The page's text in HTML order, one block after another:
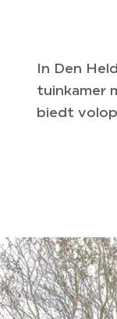
In Den
tuinkamer
biedt